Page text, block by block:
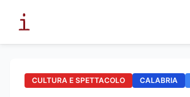
CULTURA E SPETTACOLO CALABRIA